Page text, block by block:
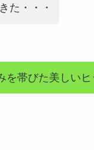
た・・・
を帯びた美しい